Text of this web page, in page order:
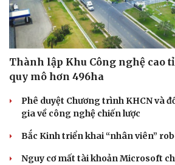
Dinh dưỡng - món ngon
Cây thuốc
Sản phụ khoa
Nhi khoa
Nam khoa
Làm đẹp - giảm cân
Phòng mạch online
Ăn sạch sống khỏe
Nhà
Blog
Tình
Thành lập Khu Công nghệ cao
quy mô hơn 496ha
Phê duyệt Chương trình KHCN và
gia về công nghệ chiến lược
Bắc Kinh triển khai “nhân viên”
Nguy cơ mất tài khoản Microsoft